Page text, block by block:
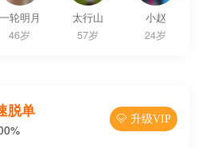
一轮明月
46岁
太行山
57岁
小赵
24岁
脱单  升级VIP